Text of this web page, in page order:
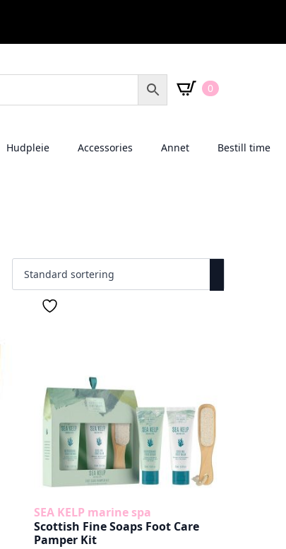
0
Hudpleie Accessories Annet Bestill time
SEA KELP marine spa
Scottish Fine Soaps Foot Care
Pamper Kit